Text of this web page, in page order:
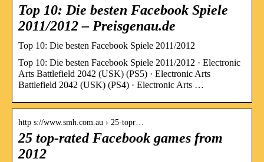
Top 10: Die besten Facebook Spiele
2011/2012 – Preisgenau.de
Top 10: Die besten Facebook Spiele 2011/2012
Top 10: Die besten Facebook Spiele 2011/2012 · Electronic
Arts Battlefield 2042 (USK) (PS5) · Electronic Arts
Battlefield 2042 (USK) (PS4) · Electronic Arts …
http s://www.smh.com.au › 25-topr…
25 top-rated Facebook games from
2012